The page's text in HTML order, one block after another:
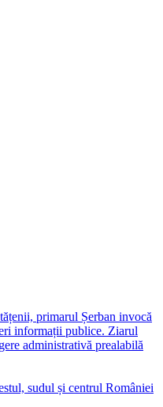
primarul Șerban invocă
informații publice. Ziarul
administrativă prealabilă
sudul și centrul României